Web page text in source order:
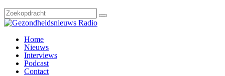
Home
Nieuws
Interviews
Podcast
Contact